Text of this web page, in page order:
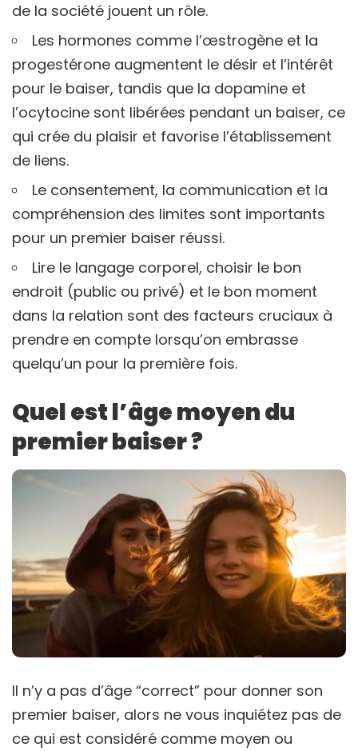
de la société jouent un rôle.
Les hormones comme l’œstrogène et la
progestérone augmentent le désir et l’intérêt
pour le baiser, tandis que la dopamine et
l’ocytocine sont libérées pendant un baiser, ce
qui crée du plaisir et favorise l’établissement
de liens.
Le consentement, la communication et la
compréhension des limites sont importants
pour un premier baiser réussi.
Lire le langage corporel, choisir le bon
endroit (public ou privé) et le bon moment
dans la relation sont des facteurs cruciaux à
prendre en compte lorsqu’on embrasse
quelqu’un pour la première fois.
Quel est l’âge moyen du
premier baiser ?
Il n’y a pas d’âge “correct” pour donner son
premier baiser, alors ne vous inquiétez pas de
ce qui est considéré comme moyen ou